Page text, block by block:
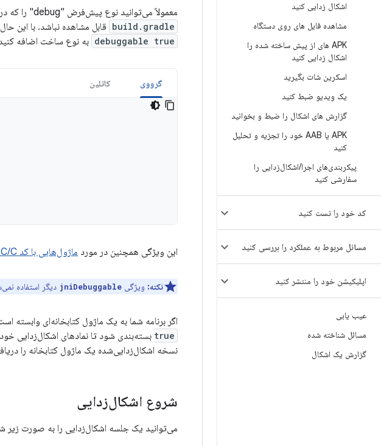
اشکال زدایی کنید
مشاهده فایل های روی دستگاه
APK های از پیش ساخته شده را
اشکال زدایی کنید
اسکرین شات بگیرید
یک ویدیو ضبط کنید
گزارش های اشکال را ضبط و بخوانید
APK یا AAB خود را تجزیه و تحلیل
کنید
پیکربندی‌های اجرا/اشکال‌زدایی را
سفارشی کنید
کد خود را تست کنید
مسائل مربوط به عملکرد را بررسی کنید
اپلیکیشن خود را منتشر کنید
عیب یابی
مسائل شناخته شده
گزارش یک اشکال
معمولاً می‌توانید نوع پیش‌فرض "debug" را که در هر پروژه اندروید استودیو وجود دارد، انتخاب کنید، حتی اگر در فایل
build.gradle قابل مشاهده نباشد. با این
debuggable true به نوع ساخت اضافه
گرووی کاتلین
این ویژگی همچنین در مورد ماژول‌هایی با کد C/C++
نکته: ویژگی jniDebuggable دیگر استفاده
اگر برنامه شما به یک ماژول کتابخانه‌ای وابسته
true بسته‌بندی شود تا نمادهای اشکال‌زدایی
نسخه اشکال‌زدایی‌شده یک ماژول کتابخانه را
شروع اشکال‌زدایی
می‌توانید یک جلسه اشکال‌زدایی را به صورت زیر